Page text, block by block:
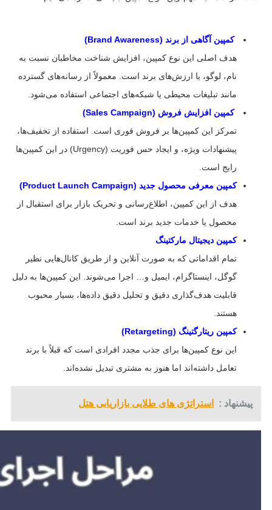
کمپین آگاهی از برند (Brand Awareness)
هدف اصلی این نوع کمپین، افزایش شناخت مخاطبان نسبت به
نام، لوگو، یا ارزش‌های برند است. معمولاً از رسانه‌های گسترده
مانند تبلیغات محیطی یا شبکه‌های اجتماعی استفاده می‌شود.
کمپین افزایش فروش (Sales Campaign)
تمرکز این کمپین‌ها بر فروش فوری است. استفاده از تخفیف‌ها،
پیشنهادات ویژه، و ایجاد حس فوریت (Urgency) در این کمپین‌ها
رایج است.
کمپین معرفی محصول جدید (Product Launch Campaign)
هدف از این کمپین، اطلاع‌رسانی و تحریک بازار برای استقبال از
محصول یا خدمات جدید برند است.
کمپین دیجیتال مارکتینگ
تمام اقداماتی که به صورت آنلاین و از طریق کانال‌هایی نظیر
گوگل، اینستاگرام، ایمیل و… اجرا می‌شوند. این کمپین‌ها به دلیل
قابلیت هدف‌گذاری دقیق و تحلیل دقیق داده‌ها، بسیار محبوب
هستند.
کمپین ریتارگتینگ (Retargeting)
این نوع کمپین‌ها برای جذب مجدد افرادی است که قبلاً با برند
تعامل داشته‌اند اما هنوز به مشتری تبدیل نشده‌اند.
پیشنهاد : استراتژی های طلایی بازاریابی هتل